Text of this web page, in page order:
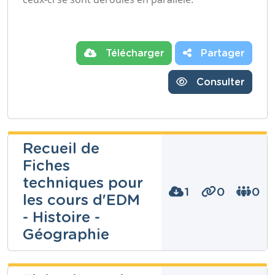
Télécharger Partager
Consulter
Recueil de
Fiches
techniques pour
les cours d'EDM
- Histoire -
Géographie
1 0 0
Thomas